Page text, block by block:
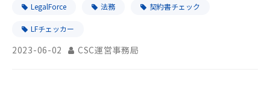
LegalForce 法務 契約書チェック
LFチェッカー
2023-06-02 CSC運営事務局